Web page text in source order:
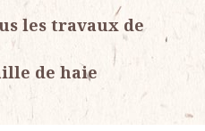
les travaux de
de haie